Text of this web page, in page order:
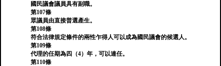
國民議會議員具有副職。
第107條
眾議員由直接普選產生。
第108條
符合法律規定條件的兩性乍得人可以成為國民議會的候選人。
第109條
代理的任期為四（4）年，可以連任。
第110條